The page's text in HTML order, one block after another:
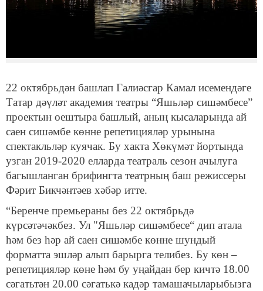
22 октябрьдән башлап Галиәсгар Камал исемендәге
Татар дәүләт академия театры “Яшьләр сишәмбесе”
проектын оештыра башлый, аның кысаларында ай
саен сишәмбе көнне репетицияләр урынына
спектакльләр куячак. Бу хакта Хөкүмәт йортында
узган 2019-2020 елларда театраль сезон ачылуга
багышланган брифингта театрның баш режиссеры
Фәрит Бикчәнтәев хәбәр итте.
“Беренче премьераны без 22 октябрьдә
күрсәтәчәкбез. Ул "Яшьләр сишәмбесе“ дип атала
һәм без һәр ай саен сишәмбе көнне шундый
форматта эшләр алып барырга телибез. Бу көн –
репетицияләр көне һәм бу уңайдан бер кичтә 18.00
сәгатьтән 20.00 сәгатькә кадәр тамашачыларыбызга